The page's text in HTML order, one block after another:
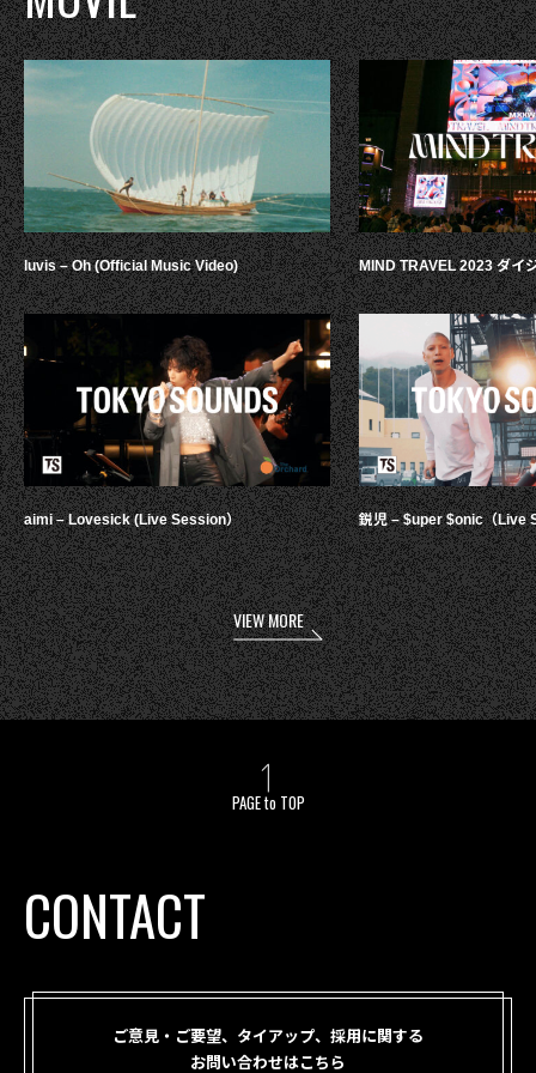
luvis – Oh (Official Music Video)
aimi – Lovesick (Live Session）
MIND TRAVEL 2023 ダイ
鋭児 – $uper $onic（Live
VIEW MORE
PAGE to TOP
CONTACT
ご意見・ご要望、タイアップ、採用に関する
お問い合わせはこちら